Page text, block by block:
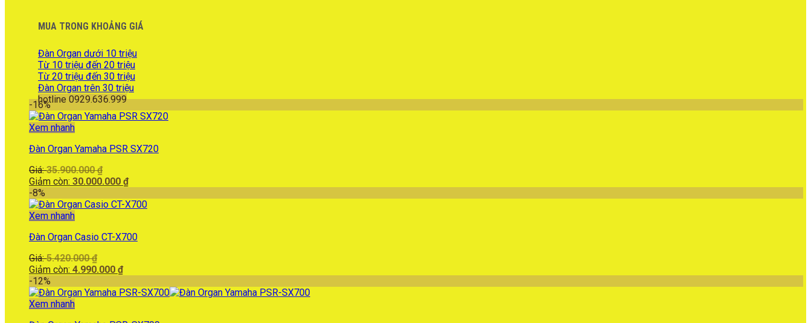
MUA TRONG KHOẢNG GIÁ
Đàn Organ dưới 10 triệu
Từ 10 triệu đến 20 triệu
Từ 20 triệu đến 30 triệu
Đàn Organ trên 30 triệu
hotline 0929.636.999
-16%
Xem nhanh
Đàn Organ Yamaha PSR SX720
Giá:35.900.000₫
gốc
35.900.000 ₫.
Giảm còn: 30.000.000 ₫Giá
tại
-8%
Xem nhanh
Đàn Organ Casio CT-X700
Giá:5.420.000₫
gốc
5.420.000 ₫.
Giảm còn: 4.990.000 ₫Giá
tại
-12%
Xem nhanh